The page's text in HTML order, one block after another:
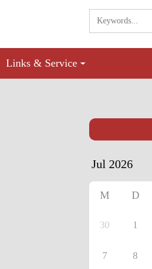
Links & Service
M D
30 1
7 8